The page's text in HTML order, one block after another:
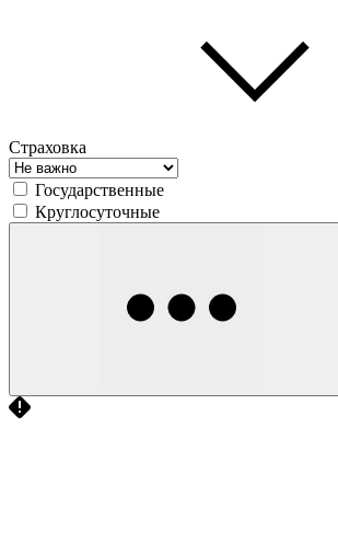
Страховка
Государственные
Круглосуточные